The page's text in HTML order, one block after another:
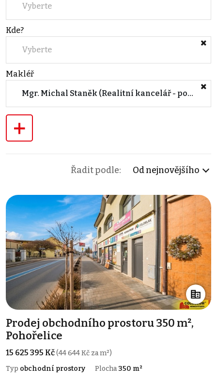
Vyberte
Kde?
Vyberte
Makléř
Mgr. Michal Staněk (Realitní kancelář - pobočka BRNO, Květná)
+
Řadit podle: Od nejnovějšího
Prodej obchodního prostoru 350 m²,
Pohořelice
15 625 395 Kč(44 644 Kč za m²)
Typ obchodní prostory Plocha 350 m²